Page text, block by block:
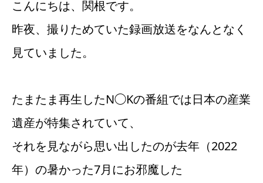
こんにちは、関根です。
昨夜、撮りためていた録画放送をなんとなく
見ていました。
たまたま再生したN◯Kの番組では日本の産業
遺産が特集されていて、
それを見ながら思い出したのが去年（2022
年）の暑かった7月にお邪魔した